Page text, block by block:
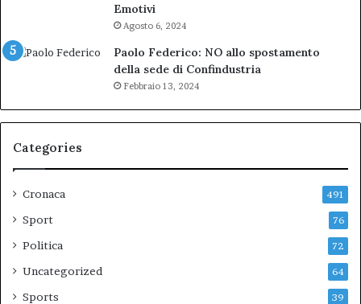
Emotivi
Agosto 6, 2024
Paolo Federico: NO allo spostamento
della sede di Confindustria
Febbraio 13, 2024
Categories
Cronaca 491
Sport 76
Politica 72
Uncategorized 64
Sports 39